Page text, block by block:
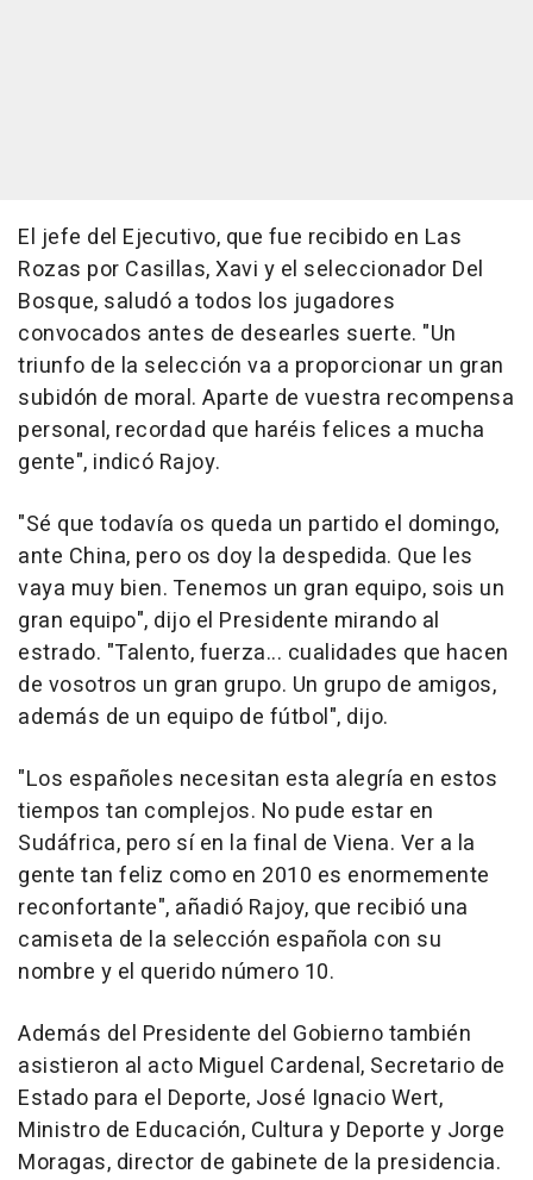
El jefe del Ejecutivo, que fue recibido en Las
Rozas por Casillas, Xavi y el seleccionador Del
Bosque, saludó a todos los jugadores
convocados antes de desearles suerte. "Un
triunfo de la selección va a proporcionar un gran
subidón de moral. Aparte de vuestra recompensa
personal, recordad que haréis felices a mucha
gente", indicó Rajoy.
"Sé que todavía os queda un partido el domingo,
ante China, pero os doy la despedida. Que les
vaya muy bien. Tenemos un gran equipo, sois un
gran equipo", dijo el Presidente mirando al
estrado. "Talento, fuerza... cualidades que hacen
de vosotros un gran grupo. Un grupo de amigos,
además de un equipo de fútbol", dijo.
"Los españoles necesitan esta alegría en estos
tiempos tan complejos. No pude estar en
Sudáfrica, pero sí en la final de Viena. Ver a la
gente tan feliz como en 2010 es enormemente
reconfortante", añadió Rajoy, que recibió una
camiseta de la selección española con su
nombre y el querido número 10.
Además del Presidente del Gobierno también
asistieron al acto Miguel Cardenal, Secretario de
Estado para el Deporte, José Ignacio Wert,
Ministro de Educación, Cultura y Deporte y Jorge
Moragas, director de gabinete de la presidencia.